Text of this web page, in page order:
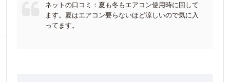
ネットの口コミ：夏も冬もエアコン使用時に回して
ます。夏はエアコン要らないほど涼しいので気に入
ってます。